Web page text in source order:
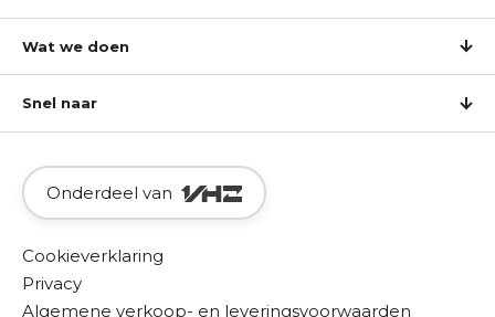
Wat we doen
Snel naar
Onderdeel van
Cookieverklaring
Privacy
Algemene verkoop- en leveringsvoorwaarden